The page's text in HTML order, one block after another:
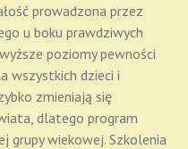
prowadzona przez
u boku prawdziwych
poziomy pewności
wszystkich dzieci i
zmieniają się
dlatego program
grupy wiekowej. Szkolenia